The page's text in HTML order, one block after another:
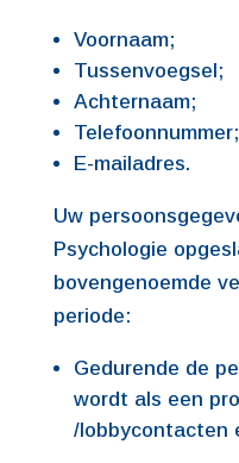
Voornaam;
Tussenvoegsel;
Achternaam;
Telefoonnummer;
E-mailadres.
Uw
Psychologie
bovengenoemde
periode:
Gedurende de
wordt als een
/lobbycontacten